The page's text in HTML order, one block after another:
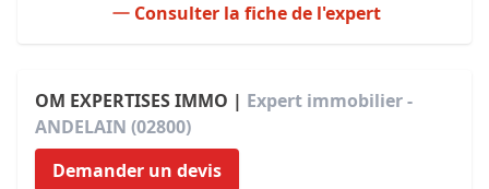
Consulter la fiche de l'expert
OM EXPERTISES IMMO | Expert immobilier -
ANDELAIN (02800)
Demander un devis